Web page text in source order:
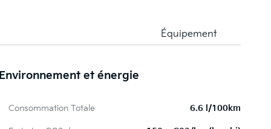
Équipement
Environnement et énergie
Consommation Totale 6.6 l/100km